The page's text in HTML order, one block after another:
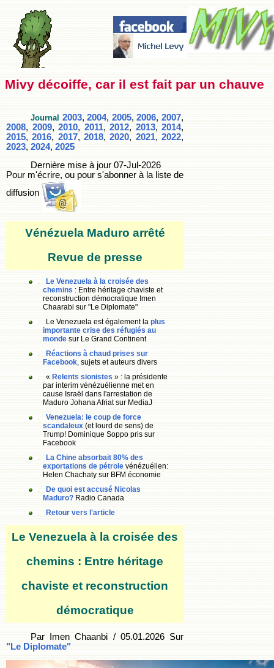
Mivy décoiffe, car il est fait par un chauve
Journal 2003,2004, 2005,2006,2007,
2008, 2009, 2010, 2011, 2012, 2013, 2014,
2015,2016, 2017,2018,2020, 2021,2022,
2023, 2024, 2025
Dernière mise à jour 07-Jul-2026
Pour m'écrire, ou pour s'abonner à la liste de
diffusion
Vénézuela Maduro arrêté
Revue de presse
Le Venezuela à la croisée des
chemins : Entre héritage chaviste et
reconstruction démocratique Imen
Chaarabi sur "Le Diplomate"
Le Venezuela est également la plus
importante crise des réfugiés au
monde sur Le Grand Continent
Réactions à chaud prises sur
Facebook, sujets et auteurs divers
« Relents sionistes » : la présidente
par interim vénézuélienne met en
cause Israël dans l'arrestation de
Maduro Johana Afriat sur MediaJ
Venezuela: le coup de force
scandaleux (et lourd de sens) de
Trump! Dominique Soppo pris sur
Facebook
La Chine absorbait 80% des
exportations de pétrole vénézuélien:
Helen Chachaty sur BFM économie
De quoi est accusé Nicolas
Maduro? Radio Canada
Retour vers l'article
Le Venezuela à la croisée des
chemins : Entre héritage
chaviste et reconstruction
démocratique
Par Imen Chaanbi / 05.01.2026 Sur
"Le Diplomate"